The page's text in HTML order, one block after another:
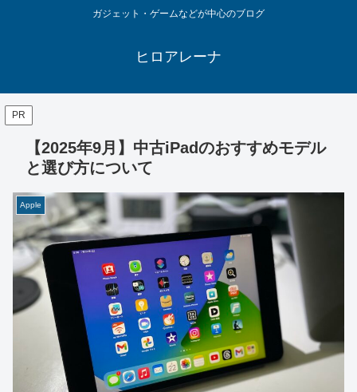
ガジェット・ゲームなどが中心のブログ
ヒロアレーナ
PR
【2025年9月】中古iPadのおすすめモデル
と選び方について
Apple